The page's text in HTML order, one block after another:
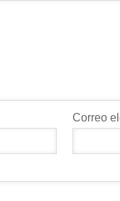
Correo